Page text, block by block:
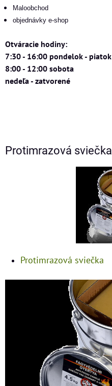
Maloobchod
objednávky e-shop
Otváracie hodiny:
7:30 - 16:00 pondelok - piatok
8:00 - 12:00 sobota
nedeľa - zatvorené
Protimrazová sviečka
Protimrazová sviečka